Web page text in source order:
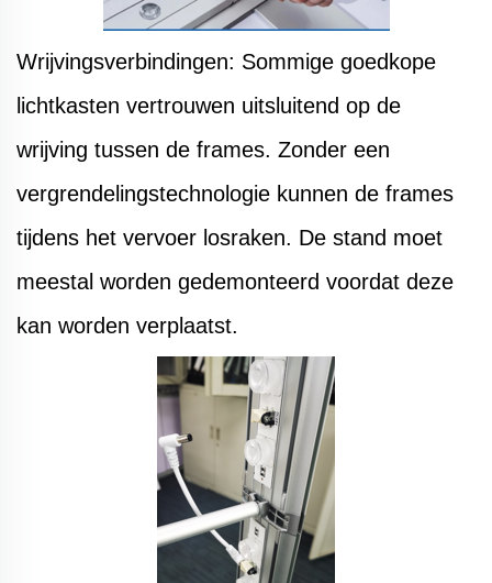
Wrijvingsverbindingen: Sommige goedkope
lichtkasten vertrouwen uitsluitend op de
wrijving tussen de frames. Zonder een
vergrendelingstechnologie kunnen de frames
tijdens het vervoer losraken. De stand moet
meestal worden gedemonteerd voordat deze
kan worden verplaatst.